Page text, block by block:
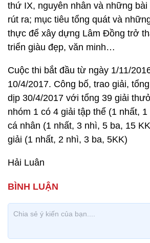
thứ IX, nguyên nhân và những bài
rút ra; mục tiêu tổng quát và
thực để xây dựng Lâm Đồng trở
triển giàu đẹp, văn minh…
Cuộc thi bắt đầu từ ngày 1/11/
10/4/2017. Công bố, trao giải,
dịp 30/4/2017 với tổng 39 giải
nhóm 1 có 4 giải tập thể (1 nhất,
cá nhân (1 nhất, 3 nhì, 5 ba, 15
giải (1 nhất, 2 nhì, 3 ba, 5KK)
Hải Luân